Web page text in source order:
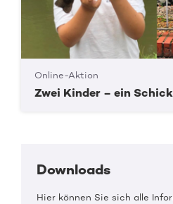
Online-Aktion
Zwei Kinder – ein
Downloads
Hier können Sie sich alle